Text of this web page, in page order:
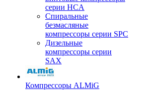
серии HCA
Спиральные
безмасляные
компрессоры серии SPC
Дизельные
компрессоры серии
SAX
Компрессоры ALMiG